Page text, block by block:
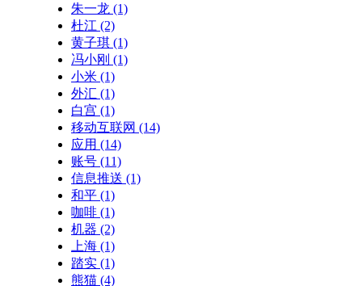
朱一龙 (1)
杜江 (2)
黄子琪 (1)
冯小刚 (1)
小米 (1)
外汇 (1)
白宫 (1)
移动互联网 (14)
应用 (14)
账号 (11)
信息推送 (1)
和平 (1)
咖啡 (1)
机器 (2)
上海 (1)
踏实 (1)
熊猫 (4)